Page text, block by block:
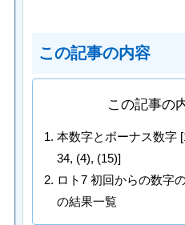
この記事の内容
この記事の
本数字とボーナス数字
34, (4), (15)]
ロト7 初回からの数字
の結果一覧